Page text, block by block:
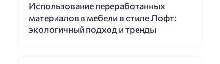
Использование переработанных
материалов в мебели в стиле Лофт:
экологичный подход и тренды